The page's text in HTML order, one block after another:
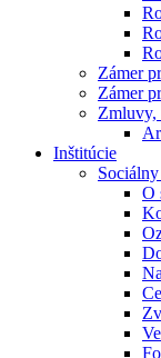
Zámer
Zámer
Zmluvy,
Inštitúcie
O